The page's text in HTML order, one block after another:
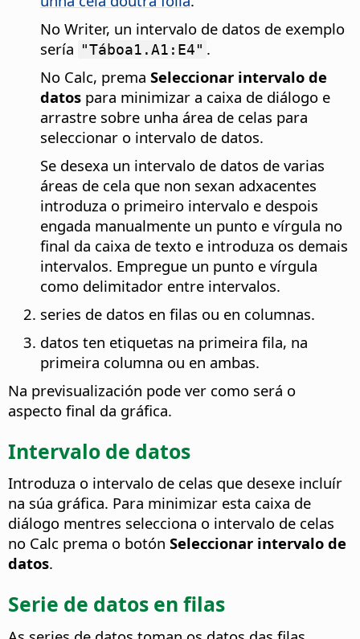
No Writer, un intervalo de datos de exemplo
sería "Táboa1.A1:E4" .
No Calc, prema Seleccionar intervalo de
datos para minimizar a caixa de diálogo e
arrastre sobre unha área de celas para
seleccionar o intervalo de datos.
Se desexa un intervalo de datos de varias
áreas de cela que non sexan adxacentes
introduza o primeiro intervalo e despois
engada manualmente un punto e vírgula no
final da caixa de texto e introduza os demais
intervalos. Empregue un punto e vírgula
como delimitador entre intervalos.
series de datos en filas ou en columnas.
datos ten etiquetas na primeira fila, na
primeira columna ou en ambas.
Na previsualización pode ver como será o
aspecto final da gráfica.
Intervalo de datos
Introduza o intervalo de celas que desexe incluír
na súa gráfica. Para minimizar esta caixa de
diálogo mentres selecciona o intervalo de celas
no Calc prema o botón Seleccionar intervalo de
datos.
Serie de datos en filas